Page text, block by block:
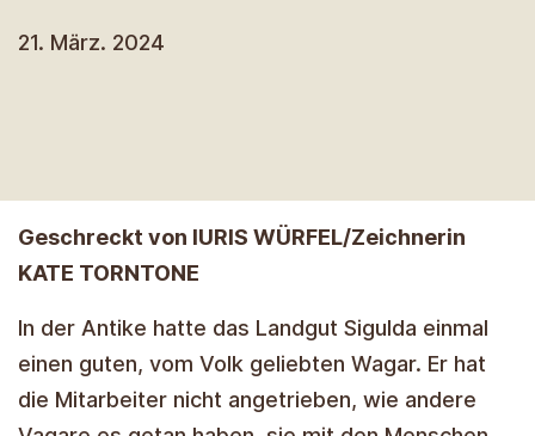
21. März. 2024
Geschreckt von IURIS WÜRFEL/Zeichnerin
KATE TORNTONE
In der Antike hatte das Landgut Sigulda einmal
einen guten, vom Volk geliebten Wagar. Er hat
die Mitarbeiter nicht angetrieben, wie andere